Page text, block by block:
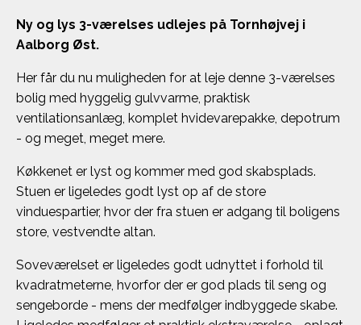
Ny og lys 3-værelses udlejes på Tornhøjvej i
Aalborg Øst.
Her får du nu muligheden for at leje denne 3-værelses
bolig med hyggelig gulvvarme, praktisk
ventilationsanlæg, komplet hvidevarepakke, depotrum
- og meget, meget mere.
Køkkenet er lyst og kommer med god skabsplads.
Stuen er ligeledes godt lyst op af de store
vinduespartier, hvor der fra stuen er adgang til boligens
store, vestvendte altan.
Soveværelset er ligeledes godt udnyttet i forhold til
kvadratmeterne, hvorfor der er god plads til seng og
sengeborde - mens der medfølger indbyggede skabe.